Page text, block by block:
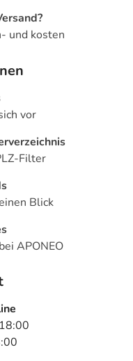
und kosten
vor
Filter
Blick
APONEO